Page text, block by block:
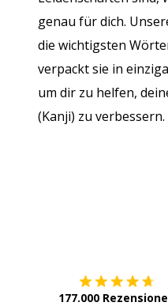
genau für dich.
die wichtigsten
verpackt sie in
um dir zu helfen,
(Kanji) zu verbessern.
177.000